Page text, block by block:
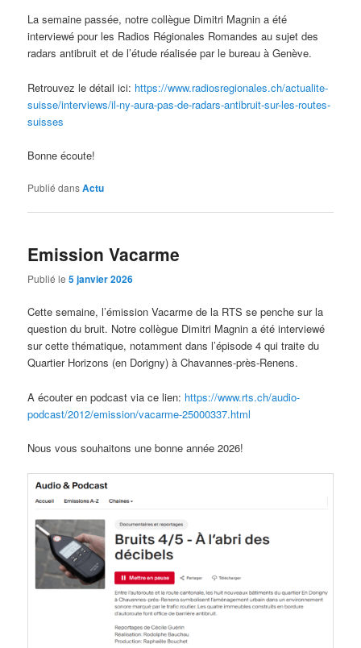
La semaine passée, notre collègue Dimitri Magnin a été
interviewé pour les Radios Régionales Romandes au sujet des
radars antibruit et de l’étude réalisée par le bureau à Genève.
Retrouvez le détail ici: https://www.radiosregionales.ch/actualite-
suisse/interviews/il-ny-aura-pas-de-radars-antibruit-sur-les-routes-
suisses
Bonne écoute!
Publié dansActu
Emission Vacarme
Publié le5 janvier 2026
Cette semaine, l’émission Vacarme de la RTS se penche sur la
question du bruit. Notre collègue Dimitri Magnin a été interviewé
sur cette thématique, notamment dans l’épisode 4 qui traite du
Quartier Horizons (en Dorigny) à Chavannes-près-Renens.
A écouter en podcast via ce lien: https://www.rts.ch/audio-
podcast/2012/emission/vacarme-25000337.html
Nous vous souhaitons une bonne année 2026!